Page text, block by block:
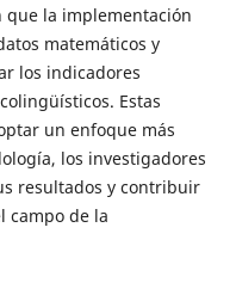
que la implementación
matemáticos y
los indicadores
Estas
un enfoque más
los investigadores
resultados y contribuir
campo de la